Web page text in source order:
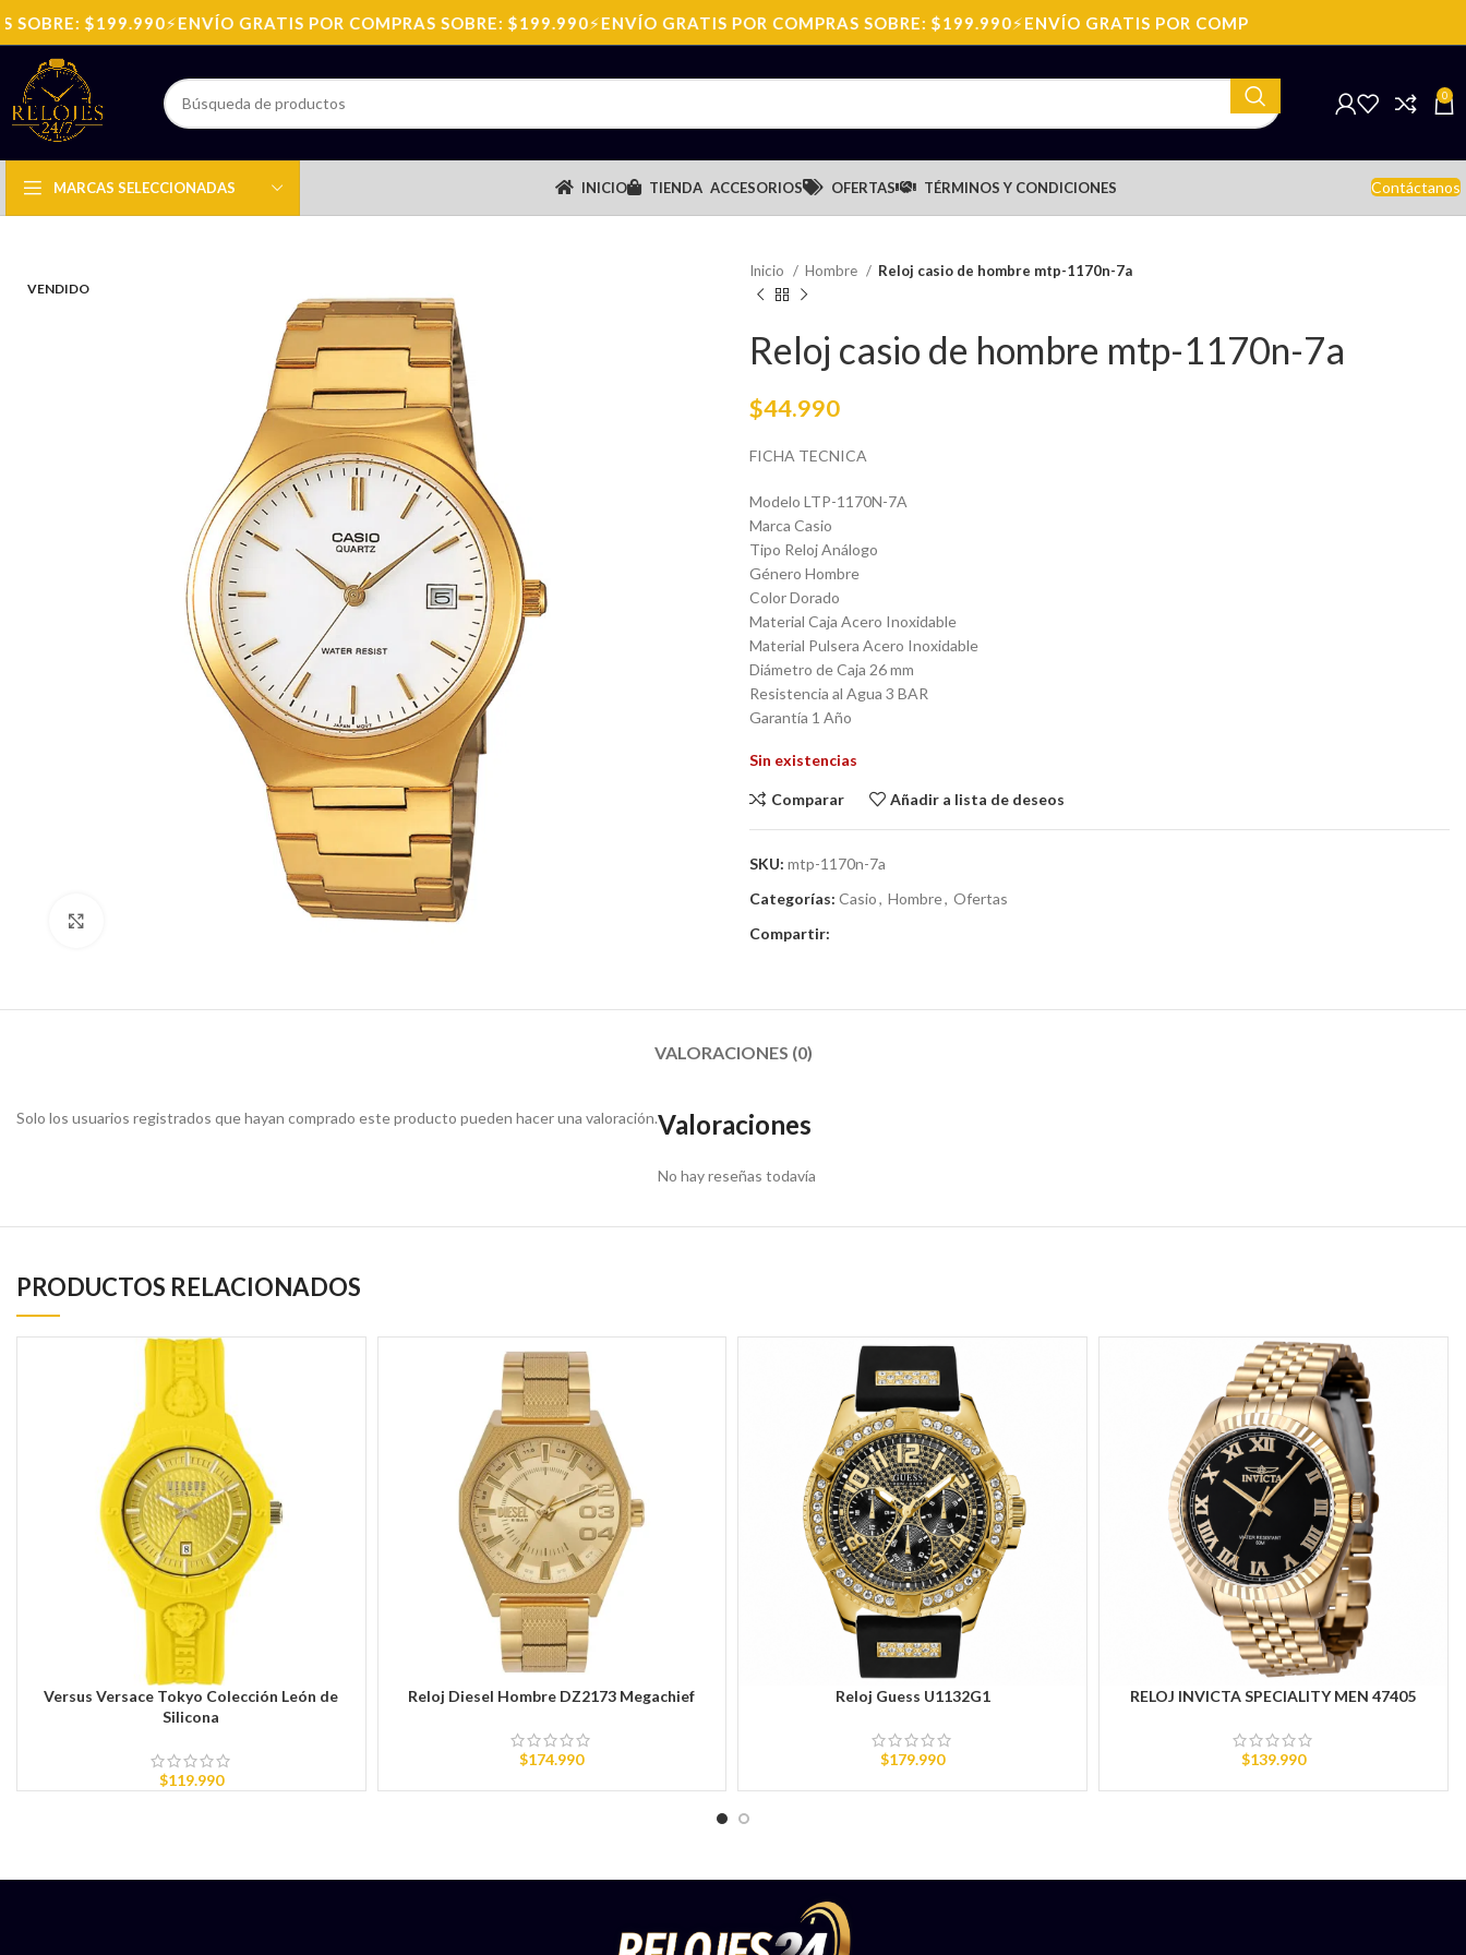
$199.990⚡ENVÍO GRATIS POR COMPRAS SOBRE: $199.990⚡ENVÍO GRATIS POR COMPRAS SOBRE: $199.990⚡ENVÍO GRATIS POR COMPRAS SOBRE: $199.990
0
MARCAS SELECCIONADAS INICIO TIENDA ACCESORIOS OFERTAS TÉRMINOS Y CONDICIONES Contáctanos
VENDIDO
Inicio Hombre Reloj casio de hombre mtp-1170n-7a
Reloj casio de hombre mtp-1170n-7a
$44.990
FICHA TECNICA
Modelo LTP-1170N-7A
Marca Casio
Tipo Reloj Análogo
Género Hombre
Color Dorado
Material Caja Acero Inoxidable
Material Pulsera Acero Inoxidable
Diámetro de Caja 26 mm
Resistencia al Agua 3 BAR
Garantía 1 Año
Sin existencias
Comparar Añadir a lista de deseos
SKU: mtp-1170n-7a
Categorías: Casio, Hombre, Ofertas
Compartir:
VALORACIONES (0)
Valoraciones
No hay reseñas todavía
Solo los usuarios registrados que hayan comprado este producto pueden hacer una valoración.
PRODUCTOS RELACIONADOS
AÑADIR AL CARRITO
Versus Versace Tokyo Colección León de
Silicona
$119.990
AÑADIR AL CARRITO
Reloj Diesel Hombre DZ2173 Megachief
$174.990
AÑADIR AL CARRITOReloj Guess U1132G1
$179.990
AÑADIR AL CARRITO
RELOJ INVICTA SPECIALITY MEN 47405
$139.990